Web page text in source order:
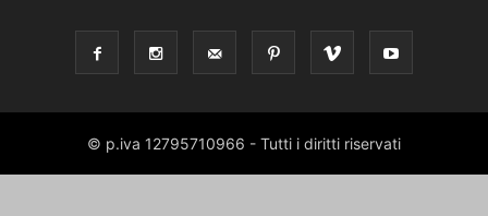
© p.iva 12795710966 - Tutti i diritti riservati